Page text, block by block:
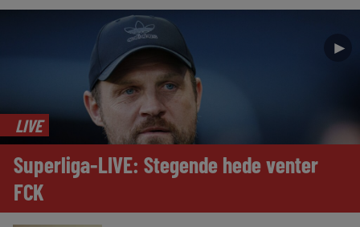
►
LIVE
Superliga-LIVE: Stegende hede venter
FCK